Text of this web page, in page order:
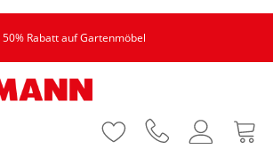
50% Rabatt auf Gartenmöbel